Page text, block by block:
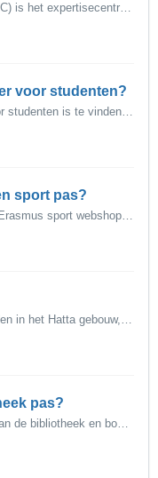
Het Language & Training Centre (LTC) is het expertisecentrum en partner voor taaltoetsing, taaltrainingen en communicatieve vaardigheidstrainingen (zowe...
voor studenten?
Informatie over sport faciliteiten voor studenten is te vinden via Erasmus Sport.
sport pas?
Je kan een sport pas kopen via de Erasmus sport webshop. Vind de tarieven hier.
Campus bar In De Smitse is te vinden in het Hatta gebouw, ingang aan het Erasmus Plaza. Meer informatie is te vinden via de website.
pas?
Studenten kunnen gebruik maken van de bibliotheek en boeken lenen met een geldige EUR collegekaart. Je hebt geen aparte bibliotheek kaart nodig. Meer inform...